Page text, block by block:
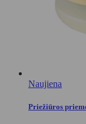
Naujiena
Priežiūros